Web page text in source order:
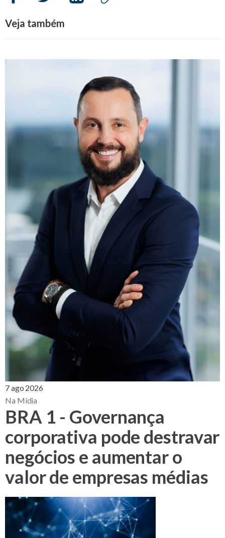
Veja também
7 ago 2026
Na Mídia
BRA 1 - Governança
corporativa pode destravar
negócios e aumentar o
valor de empresas médias